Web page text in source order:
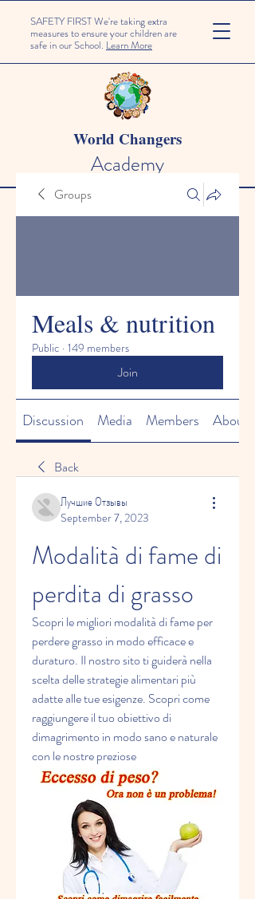
SAFETY FIRST We're taking extra
measures to ensure your children are
safe in our School. Learn More
World Changers
Academy
Groups
Meals & nutrition
Public · 149 members
Join
Discussion Media Members About
Back
Лучшие Отзывы
September 7, 2023
Modalità di fame di
perdita di grasso
Scopri le migliori modalità di fame per
perdere grasso in modo efficace e
duraturo. Il nostro sito ti guiderà nella
scelta delle strategie alimentari più
adatte alle tue esigenze. Scopri come
raggiungere il tuo obiettivo di
dimagrimento in modo sano e naturale
con le nostre preziose